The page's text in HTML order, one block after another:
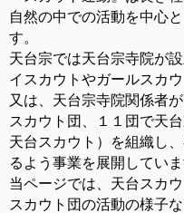
自然の中での活動を中心
す。
天台宗では天台宗寺院が
イスカウトやガールスカ
又は、天台宗寺院関係者
スカウト団、１１団で天
天台スカウト）を組織し
るよう事業を展開していま
当ページでは、天台スカ
スカウト団の活動の様子